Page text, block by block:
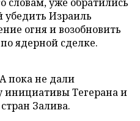
убедить Израиль
огня и возобновить
ядерной сделке.
пока не дали
инициативы Тегерана и
Залива.